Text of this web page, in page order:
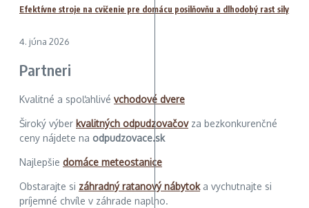
Efektívne stroje na cvičenie pre domácu posilňovňu a dlhodobý rast sily
4. júna 2026
Partneri
Kvalitné a spoľahlivé vchodové dvere
Široký výber kvalitných odpudzovačovza bezkonkurenčné
ceny nájdete na odpudzovace.sk
Najlepšie domáce meteostanice
Obstarajte si záhradný ratanový nábytoka vychutnajte si
príjemné chvíle v záhrade naplno.